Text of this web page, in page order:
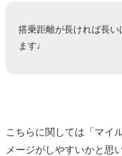
搭乗距離が長ければ長
ます♩
こちらに関しては「マイ
メージがしやすいかと思